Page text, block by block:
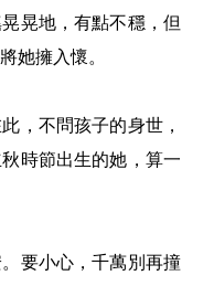
晃地，有點不穩，但
她擁入懷。
，不問孩子的身世，
時節出生的她，算一
要小心，千萬別再撞